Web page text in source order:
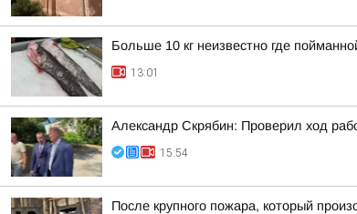
Больше 10 кг неизвестно где
13:01
Александр Скрябин: Проверил ход
15:54
После крупного пожара, который